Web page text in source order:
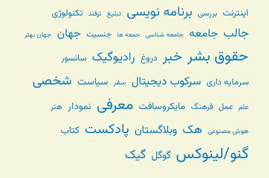
اینترنت بررسی برنامه نویسی تبلیغ ترفند تکنولوژی
جالب جامعه جامعه شناسی جمعه ها جنسیت جهان جهان بهتر
حقوق بشر خبر دروغ رادیوگیک سانسور
سرمایه داری سرکوب دیجیتال سفر سیاست شخصی
علم عمل فرهنگ مایکروسافت معرفی نمودار هنر
هوش مصنوعی هک وبلاگستان پادکست کتاب
گنو/لینوکس گوگل گیک